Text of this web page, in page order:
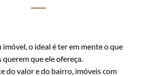
imóvel, o ideal é ter em mente o que
que ele ofereça.
do valor e do bairro, imóveis com